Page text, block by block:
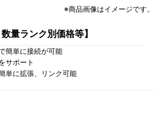
※商品画像はイメージです。
数量ランク別価格等】
簡単に接続が可能
サポート
単に拡張、リンク可能